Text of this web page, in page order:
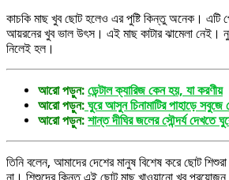
কাচকি মাছ খুব ছোট হলেও এর পুষ্টি কিন্তু অনেক। এটি
আয়রনের খুব ভাল উৎস। এই মাছ কাটার ঝামেলা নেই।
নিলেই হল।
আরো পড়ুন: ডেন্টাল ক্যারিজ কেন হয়, যা করণীয়
আরো পড়ুন: ঘুরে আসুন চিনামাটির পাহাড়ে
আরো পড়ুন: শান্ত দীঘির জলের সৌন্দর্য দেখতে
তিনি বলেন, আমাদের দেশের মানুষ বিশেষ করে ছোট